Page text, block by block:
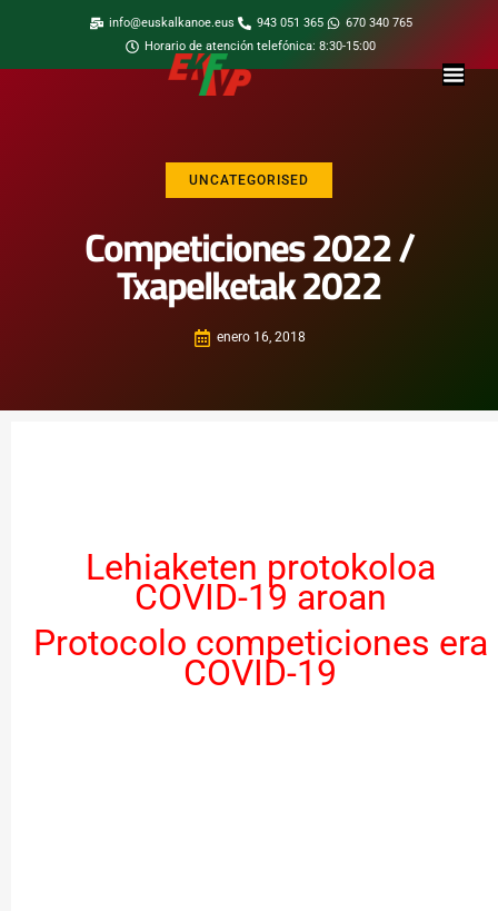
info@euskalkanoe.eus 943 051 365
670 340 765
Horario de atención telefónica: 8:30-15:00
UNCATEGORISED
Competiciones 2022 /
Txapelketak 2022
enero 16, 2018
Lehiaketen protokoloa
COVID-19 aroan
Protocolo competiciones era
COVID-19